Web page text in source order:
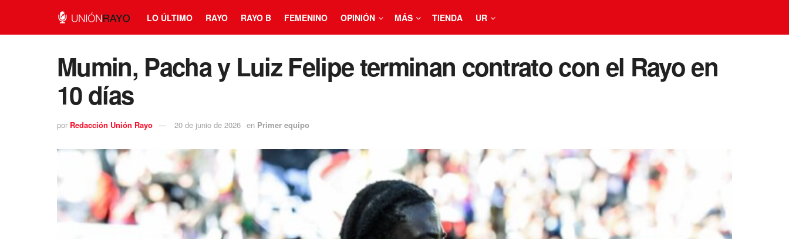
LO ÚLTIMO RAYO RAYO B FEMENINO OPINIÓN MÁS TIENDA UR
Mumin, Pacha y Luiz Felipe terminan contrato con el Rayo en
10 días
por Redacción Unión Rayo 20 de junio de 2026 en Primer equipo